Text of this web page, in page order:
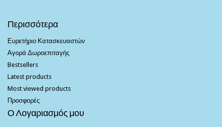
Περισσότερα
Ευρετήριο Κατασκευαστών
Αγορά Δωροεπιταγής
Bestsellers
Latest products
Most viewed products
Προσφορές
Ο Λογαριασμός μου